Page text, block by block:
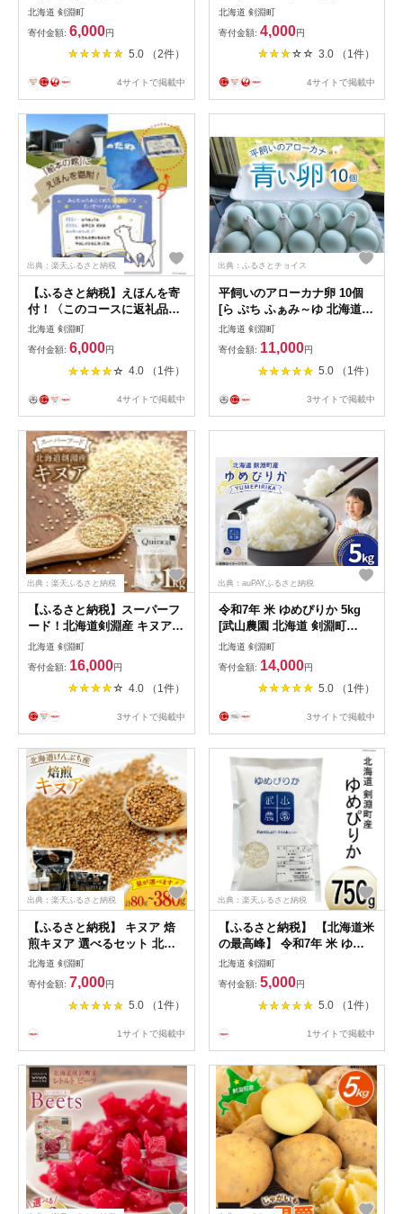
シェ 北海道 剣淵町
14656191]
北海道 剣淵町
寄付金額: 6,000円
5.0 （2件）
4サイトで掲載中
Ａマルシェ 北海道 剣淵町
14656190]
北海道 剣淵町
寄付金額: 4,000円
3.0 （1件）
4サイトで掲載中
出典：楽天ふるさと納税
【ふるさと納税】えほんを寄
付！〈このコースに返礼品は
つきません〉
北海道 剣淵町
寄付金額: 6,000円
4.0 （1件）
4サイトで掲載中
出典：ふるさとチョイス
平飼いのアローカナ卵 10個
[ら ぷち ふぁみ～ゆ 北海道
剣淵町 14656182]
北海道 剣淵町
寄付金額: 11,000円
5.0 （1件）
3サイトで掲載中
出典：楽天ふるさと納税
【ふるさと納税】スーパーフ
ード！北海道剣淵産 キヌア
1kg [VIVAマルシェ 北海道 剣
淵町 14656192] 穀物 雑穀
北海道 剣淵町
寄付金額: 16,000円
4.0 （1件）
3サイトで掲載中
出典：auPAYふるさと納税
令和7年 米 ゆめぴりか 5kg
[武山農園 北海道 剣淵町
14656339] お米 白米 精米 ご
飯 ごはん コメ こめ 国産
北海道 剣淵町
寄付金額: 14,000円
5.0 （1件）
3サイトで掲載中
出典：楽天ふるさと納税
【ふるさと納税】 キヌア 焙
煎キヌア 選べるセット 北海
道 けんぶち産 [けんぶちVIVA
マルシェ 北海道 剣淵町
14656399] キヌア きぬあ ス
ーパーフード 焙煎 栄養 グル
ン 国産 ふるさと納税
北海道 剣淵町
寄付金額: 7,000円
5.0 （1件）
1サイトで掲載中
出典：楽天ふるさと納税
【ふるさと納税】 【北海道米
の最高峰】 令和7年 米 ゆめ
ぴりか 5合(750g)【郵便受け
にお届け】[武山農園 北海道
剣淵町 14656342] 白米 精米
ご飯 ごはん コメ こめ 国産
北海道 剣淵町
寄付金額: 5,000円
5.0 （1件）
1サイトで掲載中